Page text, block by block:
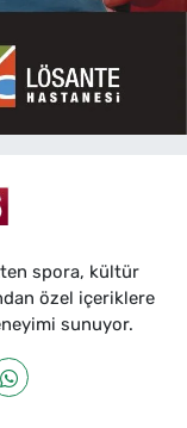
spora, kültür
özel içeriklere
sunuyor.